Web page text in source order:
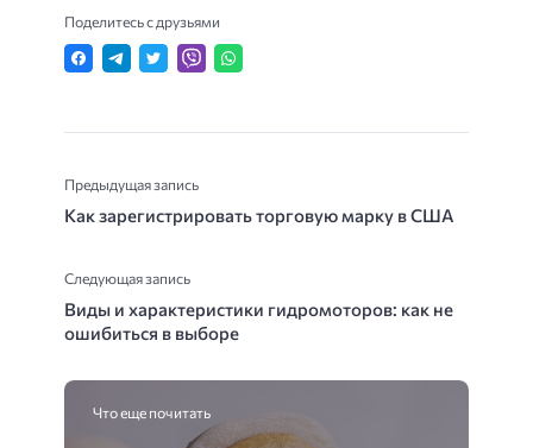
Поделитесь с друзьями
Предыдущая запись
Как зарегистрировать торговую марку в США
Следующая запись
Виды и характеристики гидромоторов: как не
ошибиться в выборе
Что еще почитать